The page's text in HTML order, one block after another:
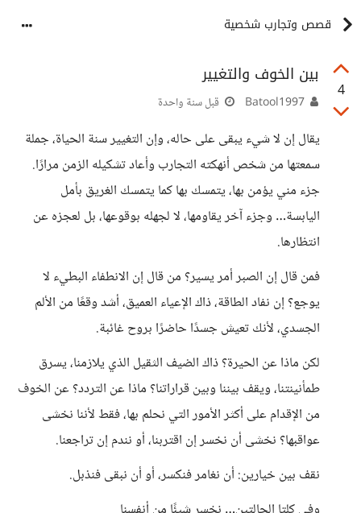
قصص وتجارب شخصية
4
بين الخوف والتغيير
قبل سنة واحدة
يقال إن لا شيء يبقى على حاله، وإن التغيير سنة الحياة، جملة
سمعتها من شخص أنهكته التجارب وأعاد تشكيله الزمن مرارًا.
جزء مني يؤمن بها، يتمسك بها كما يتمسك الغريق بأمل
اليابسة… وجزء آخر يقاومها، لا لجهله بوقوعها، بل لعجزه عن
انتظارها.
فمن قال إن الصبر أمر يسير؟ من قال إن الانطفاء البطيء لا
يوجع؟ إن نفاد الطاقة، ذاك الإعياء العميق، أشد وقعًا من الألم
الجسدي، لأنك تعيش جسدًا حاضرًا بروح غائبة.
لكن ماذا عن الحيرة؟ ذاك الضيف الثقيل الذي يلازمنا، يسرق
طمأنينتنا، ويقف بيننا وبين قراراتنا؟ ماذا عن التردد؟ عن الخوف
من الإقدام على أكثر الأمور التي نحلم بها، فقط لأننا نخشى
عواقبها؟ نخشى أن نخسر إن اقتربنا، أو نندم إن تراجعنا.
نقف بين خيارين: أن نغامر فنكسر، أو أن نبقى فنذبل.